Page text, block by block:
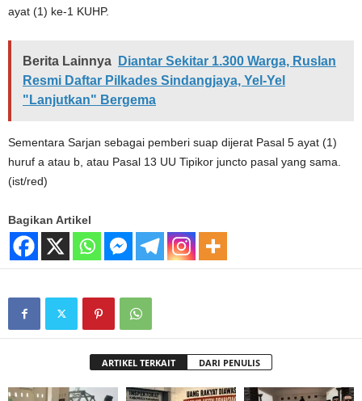
ayat (1) ke-1 KUHP.
Berita Lainnya
Diantar Sekitar 1.300 Warga, Ruslan
Resmi Daftar Pilkades Sindangjaya, Yel-Yel
"Lanjutkan" Bergema
Sementara Sarjan sebagai pemberi suap dijerat Pasal 5 ayat (1)
huruf a atau b, atau Pasal 13 UU Tipikor juncto pasal yang sama.
(ist/red)
Bagikan Artikel
ARTIKEL TERKAIT DARI PENULIS